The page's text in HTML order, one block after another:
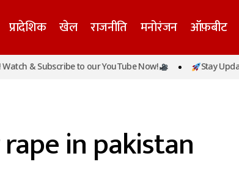
प्रादेशिक खेल राजनीति मनोरंजन ऑफ़बीट
& Subscribe to our YouTube Now! Stay
in pakistan